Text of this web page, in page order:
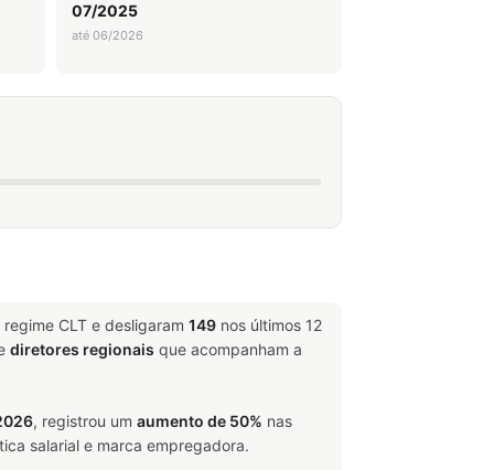
07/2025
até 06/2026
CLT e desligaram 149 nos últimos 12
diretores regionais que acompanham a
, registrou um aumento de 50% nas
salarial e marca empregadora.